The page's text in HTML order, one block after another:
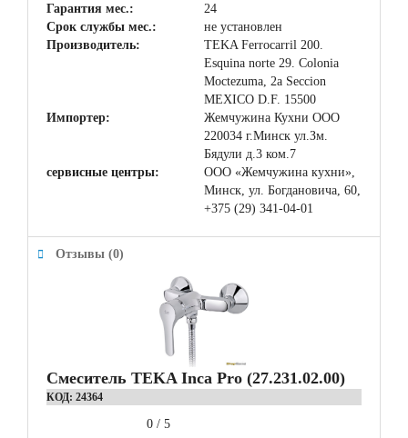
Гарантия мес.:
24
Срок службы мес.:
не установлен
Производитель:
TEKA Ferrocarril 200.
Esquina norte 29. Colonia
Moctezuma, 2a Seccion
MEXICO D.F. 15500
Импортер:
Жемчужина Кухни ООО
220034 г.Минск ул.Зм.
Бядули д.3 ком.7
сервисные центры:
ООО «Жемчужина кухни»,
Минск, ул. Богдановича, 60,
+375 (29) 341-04-01
Отзывы (0)
Смеситель TEKA Inca Pro (27.231.02.00)
КОД: 24364
0 / 5